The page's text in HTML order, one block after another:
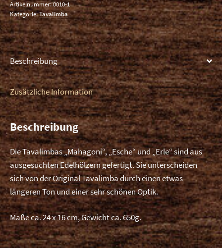
Artikelnummer:0010-1
Kategorie:Tavalimba
Beschreibung
Zusätzliche Information
Beschreibung
Die Tavalimbas „Mahagoni“, „Esche“ und „Erle“ sind aus
ausgesuchten Edelhölzern gefertigt. Sie unterscheiden
sich von der Original Tavalimba durch einen etwas
längeren Ton und einer sehr schönen Optik.
Maße ca. 24 x 16 cm, Gewicht ca. 650g.